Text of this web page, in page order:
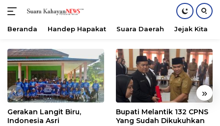
konten
Beranda Handep Hapakat Suara Daerah Jejak Kita
« »
Gerakan Langit Biru,
Indonesia Asri
Bupati Melantik 132 CPNS
Yang Sudah Dikukuhkan